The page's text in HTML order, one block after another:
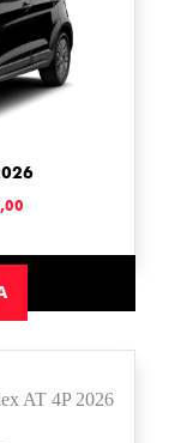
AT 4P 2026